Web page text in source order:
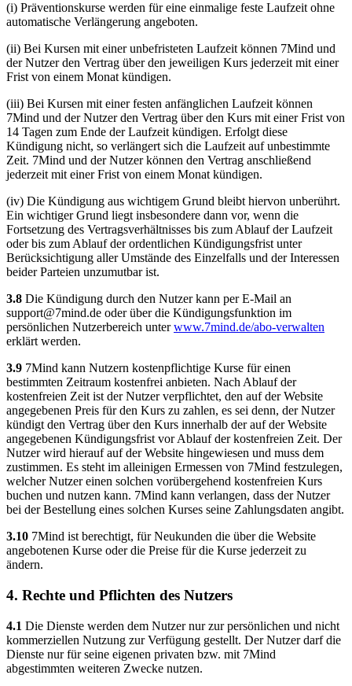
(i) Präventionskurse werden für eine einmalige feste Laufzeit ohne
automatische Verlängerung angeboten.
(ii) Bei Kursen mit einer unbefristeten Laufzeit können 7Mind und
der Nutzer den Vertrag über den jeweiligen Kurs jederzeit mit einer
Frist von einem Monat kündigen.
(iii) Bei Kursen mit einer festen anfänglichen Laufzeit können
7Mind und der Nutzer den Vertrag über den Kurs mit einer Frist von
14 Tagen zum Ende der Laufzeit kündigen. Erfolgt diese
Kündigung nicht, so verlängert sich die Laufzeit auf unbestimmte
Zeit. 7Mind und der Nutzer können den Vertrag anschließend
jederzeit mit einer Frist von einem Monat kündigen.
(iv) Die Kündigung aus wichtigem Grund bleibt hiervon unberührt.
Ein wichtiger Grund liegt insbesondere dann vor, wenn die
Fortsetzung des Vertragsverhältnisses bis zum Ablauf der Laufzeit
oder bis zum Ablauf der ordentlichen Kündigungsfrist unter
Berücksichtigung aller Umstände des Einzelfalls und der Interessen
beider Parteien unzumutbar ist.
3.8 Die Kündigung durch den Nutzer kann per E-Mail an
support@7mind.de oder über die Kündigungsfunktion im
persönlichen Nutzerbereich unterwww.7mind.de/abo-verwalten
erklärt werden.
3.9 7Mind kann Nutzern kostenpflichtige Kurse für einen
bestimmten Zeitraum kostenfrei anbieten. Nach Ablauf der
kostenfreien Zeit ist der Nutzer verpflichtet, den auf der Website
angegebenen Preis für den Kurs zu zahlen, es sei denn, der Nutzer
kündigt den Vertrag über den Kurs innerhalb der auf der Website
angegebenen Kündigungsfrist vor Ablauf der kostenfreien Zeit. Der
Nutzer wird hierauf auf der Website hingewiesen und muss dem
zustimmen. Es steht im alleinigen Ermessen von 7Mind festzulegen,
welcher Nutzer einen solchen vorübergehend kostenfreien Kurs
buchen und nutzen kann. 7Mind kann verlangen, dass der Nutzer
bei der Bestellung eines solchen Kurses seine Zahlungsdaten angibt.
3.10 7Mind ist berechtigt, für Neukunden die über die Website
angebotenen Kurse oder die Preise für die Kurse jederzeit zu
ändern.
4. Rechte und Pflichten des Nutzers
4.1 Die Dienste werden dem Nutzer nur zur persönlichen und nicht
kommerziellen Nutzung zur Verfügung gestellt. Der Nutzer darf die
Dienste nur für seine eigenen privaten bzw. mit 7Mind
abgestimmten weiteren Zwecke nutzen.